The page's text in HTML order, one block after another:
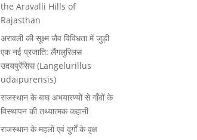
the Aravalli Hills of
Rajasthan
अरावली की सूक्ष्म जैव विविधता में जुड़ी
एक नई प्रजाति: लैंगलुरिलस
उदयपुरेंसिस (Langelurillus
udaipurensis)
राजस्थान के बाघ अभयारण्यों से गाँवों के
विस्थापन की तथ्यात्मक कहानी
राजस्थान के महलों एवं दुर्गों के वृक्ष